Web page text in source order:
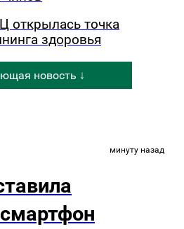
открылась точка
здоровья
новость ↓
минуту назад